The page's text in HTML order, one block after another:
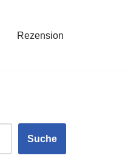
Rezension
Suche